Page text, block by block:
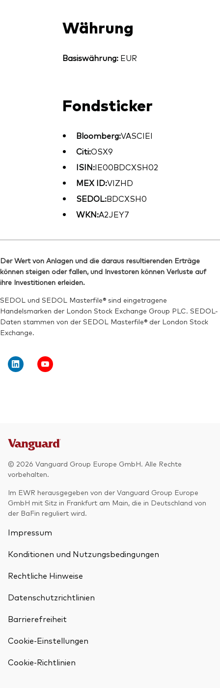
Währung
Basiswährung:EUR
Fondsticker
Bloomberg:VASCIEI
Citi:OSX9
ISIN:IE00BDCXSH02
MEX ID:VIZHD
SEDOL:BDCXSH0
WKN:A2JEY7
Der Wert von Anlagen und die daraus resultierenden Erträge
können steigen oder fallen, und Investoren können Verluste auf
ihre Investitionen erleiden.
SEDOL und SEDOL Masterfile® sind eingetragene
Handelsmarken der London Stock Exchange Group PLC. SEDOL-
Daten stammen von der SEDOL Masterfile® der London Stock
Exchange.
© 2026 Vanguard Group Europe GmbH. Alle Rechte
vorbehalten.
Im EWR herausgegeben von der Vanguard Group Europe
GmbH mit Sitz in Frankfurt am Main, die in Deutschland von
der BaFin reguliert wird.
Impressum
Konditionen und Nutzungsbedingungen
Rechtliche Hinweise
Datenschutzrichtlinien
Barrierefreiheit
Cookie-Einstellungen
Cookie-Richtlinien